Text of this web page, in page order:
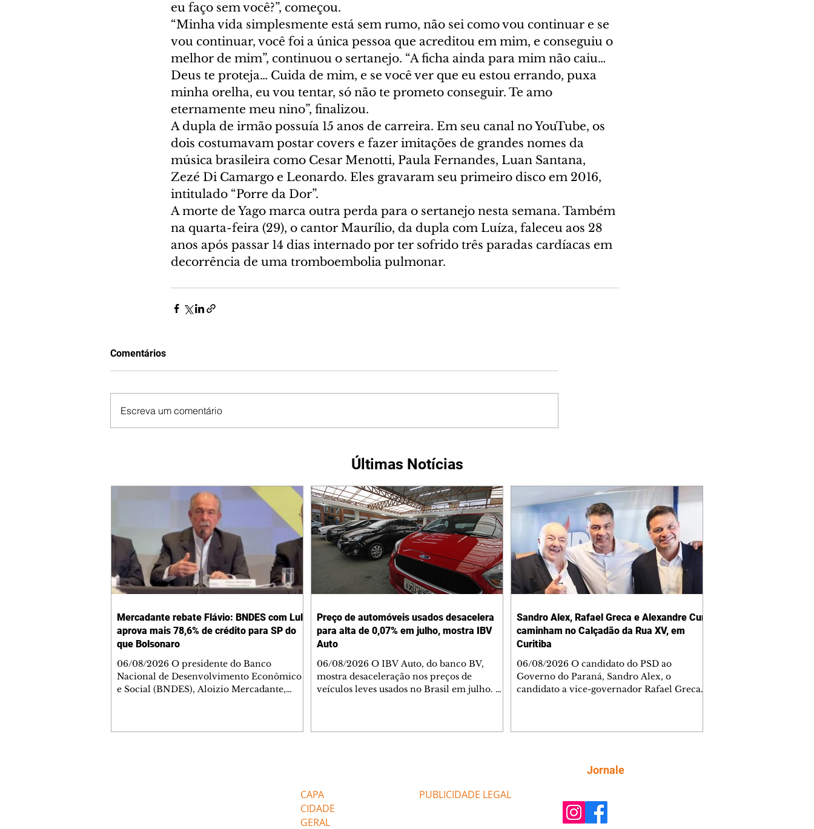
eu faço sem você?”, começou.
“Minha vida simplesmente está sem rumo, não sei como vou continuar e se
vou continuar, você foi a única pessoa que acreditou em mim, e conseguiu o
melhor de mim”, continuou o sertanejo. “A ficha ainda para mim não caiu…
Deus te proteja… Cuida de mim, e se você ver que eu estou errando, puxa
minha orelha, eu vou tentar, só não te prometo conseguir. Te amo
eternamente meu nino”, finalizou.
A dupla de irmão possuía 15 anos de carreira. Em seu canal no YouTube, os
dois costumavam postar covers e fazer imitações de grandes nomes da
música brasileira como Cesar Menotti, Paula Fernandes, Luan Santana,
Zezé Di Camargo e Leonardo. Eles gravaram seu primeiro disco em 2016,
intitulado “Porre da Dor”.
A morte de Yago marca outra perda para o sertanejo nesta semana. Também
na quarta-feira (29), o cantor Maurílio, da dupla com Luíza, faleceu aos 28
anos após passar 14 dias internado por ter sofrido três paradas cardíacas em
decorrência de uma tromboembolia pulmonar.
Comentários
Escreva um comentário
Últimas Notícias
Mercadante rebate Flávio: BNDES com Lula
aprova mais 78,6% de crédito para SP do
que Bolsonaro
06/08/2026 O presidente do Banco
Nacional de Desenvolvimento Econômico
e Social (BNDES), Aloizio Mercadante,
Preço de automóveis usados desacelera
para alta de 0,07% em julho, mostra IBV
Auto
06/08/2026 O IBV Auto, do banco BV,
mostra desaceleração nos preços de
veículos leves usados no Brasil em julho. O
perdeu ritmo para 6,10%, ante 6,87%,
refletindo demanda mais moderada e
preços mais alinha
Sandro Alex, Rafael Greca e Alexandre Curi
caminham no Calçadão da Rua XV, em
Curitiba
06/08/2026 O candidato do PSD ao
Governo do Paraná, Sandro Alex, o
candidato a vice-governador Rafael Greca
Curitiba. Serviço: Data: 7 de agosto, sexta-
Curitiba - PR Foto: Redes Sociais/Facebook
CAPA
CIDADE
GERAL
PUBLICIDADE LEGAL
Jornale